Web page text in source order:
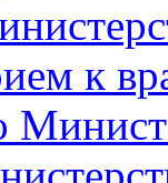
к